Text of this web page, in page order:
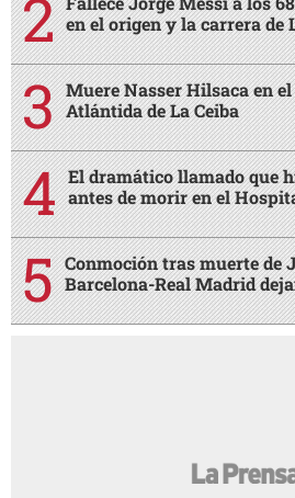
en el origen y la carrera de
Muere Nasser Hilsaca en
Atlántida de La Ceiba
El dramático llamado que
antes de morir en el
Conmoción tras muerte de
Barcelona-Real Madrid